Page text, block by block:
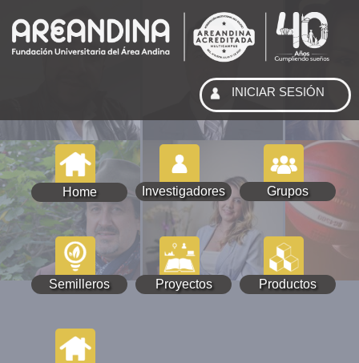
Home Investigadores Grupos
Semilleros Proyectos Productos
INICIAR SESIÓN